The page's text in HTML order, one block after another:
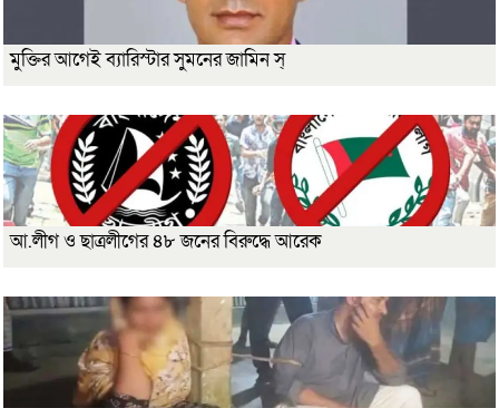
মুক্তির আগেই ব্যারিস্টার সুমনের জামিন স্
আ.লীগ ও ছাত্রলীগের ৪৮ জনের বিরুদ্ধে আরেক